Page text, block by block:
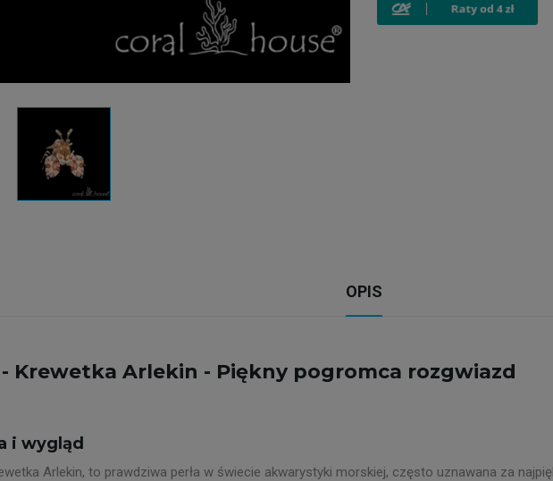
OPIS
Krewetka Arlekin - Piękny pogromca rozgwiazd
i wygląd
Arlekin, to prawdziwa perła w świecie akwarystyki morskiej, często uznawana za